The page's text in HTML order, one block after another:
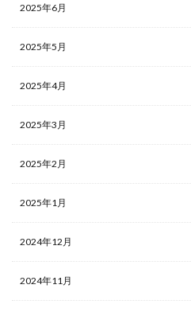
2025年6月
2025年5月
2025年4月
2025年3月
2025年2月
2025年1月
2024年12月
2024年11月